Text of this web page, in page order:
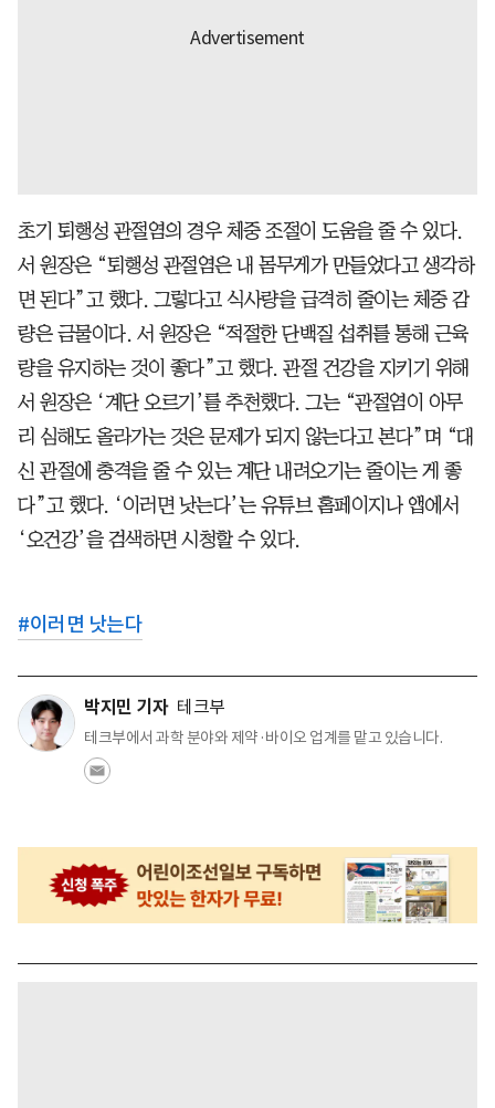
초기 퇴행성 관절염의 경우 체중 조절이 도움을 줄 수 있다.
서 원장은 “퇴행성 관절염은 내 몸무게가 만들었다고 생각하
면 된다”고 했다. 그렇다고 식사량을 급격히 줄이는 체중 감
량은 금물이다. 서 원장은 “적절한 단백질 섭취를 통해 근육
량을 유지하는 것이 좋다”고 했다. 관절 건강을 지키기 위해
서 원장은 ‘계단 오르기’를 추천했다. 그는 “관절염이 아무
리 심해도 올라가는 것은 문제가 되지 않는다고 본다”며 “대
신 관절에 충격을 줄 수 있는 계단 내려오기는 줄이는 게 좋
다”고 했다. ‘이러면 낫는다’는 유튜브 홈페이지나 앱에서
‘오건강’을 검색하면 시청할 수 있다.
#이러면 낫는다
박지민 기자 테크부
테크부에서 과학 분야와 제약·바이오 업계를 맡고 있습니다.